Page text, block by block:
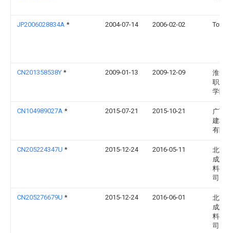
JP2006028834A * 2004-07-14 2006-02-02 Toto
CN201358538Y * 2009-01-13 2009-12-09
淮安
职业
学院
CN104989027A * 2015-07-21 2015-10-21
广西
建材
有限
CN205224347U * 2015-12-24 2016-05-11
北京
成建
料有
司
CN205276679U * 2015-12-24 2016-06-01
北京
成建
料有
司